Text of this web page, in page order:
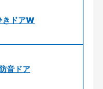
ドアW
音ドア